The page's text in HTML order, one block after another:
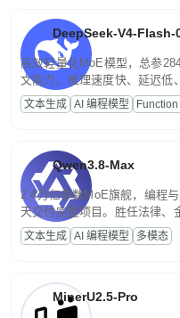
DeepSeek-V4-Flash-
高效轻量化MoE模型，总参
文能力。推理速度快、延迟低
高并发、轻量化任务，适合日
文案处理等普惠刚需场景。
文本生成 AI 编程模型
Qwen3.8-Max
2.4万亿参数MoE旗舰，编程
天交付完整项目。胜任法律、
话端到端交付生产级成果。原
程，支持超长文档与长视频的
文本生成 AI 编程模型 多模态
MinerU2.5-Pro